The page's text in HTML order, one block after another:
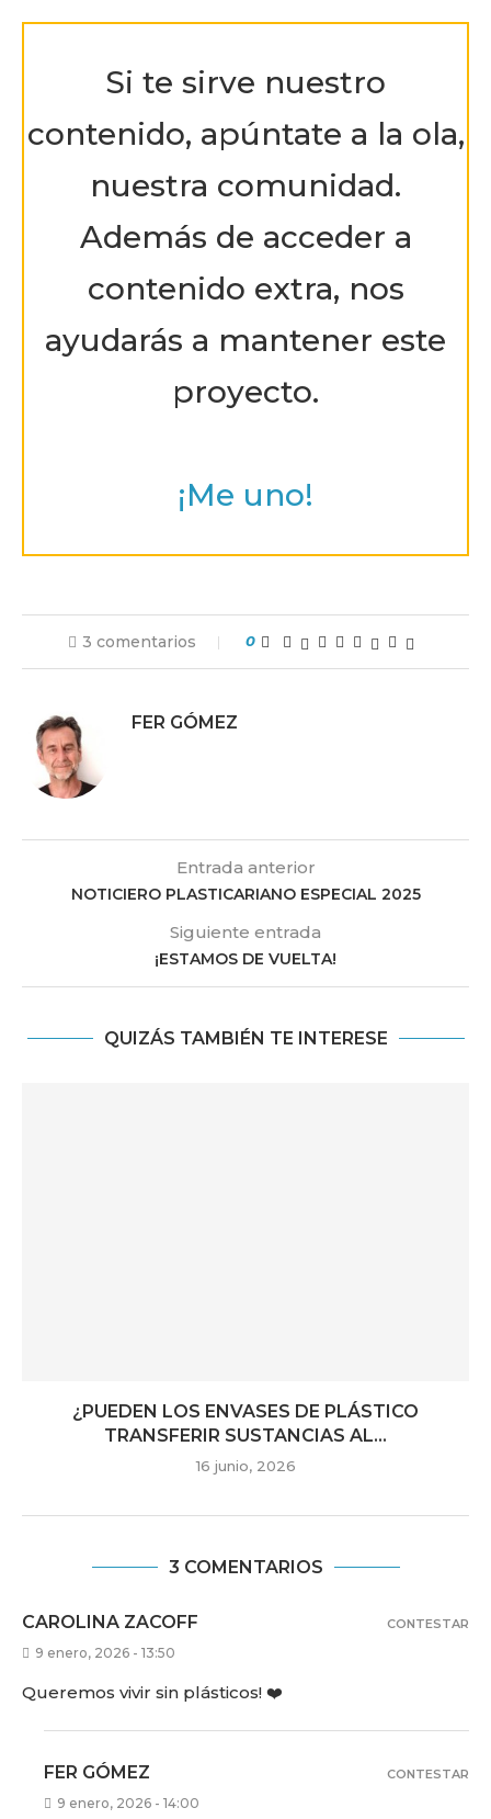
Si te sirve nuestro
contenido, apúntate a la ola,
nuestra comunidad.
Además de acceder a
contenido extra, nos
ayudarás a mantener este
proyecto.
¡Me uno!
3 comentarios 0
FER GÓMEZ
Entrada anterior
NOTICIERO PLASTICARIANO ESPECIAL 2025
Siguiente entrada
¡ESTAMOS DE VUELTA!
QUIZÁS TAMBIÉN TE INTERESE
¿PUEDEN LOS ENVASES DE PLÁSTICO
TRANSFERIR SUSTANCIAS AL...
16 junio, 2026
3 COMENTARIOS
CAROLINA ZACOFF
9 enero, 2026 - 13:50
Queremos vivir sin plásticos! ❤️
CONTESTAR
FER GÓMEZ
9 enero, 2026 - 14:00
CONTESTAR